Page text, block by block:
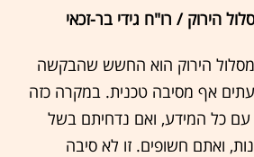
הירוק / רו"ח גידי בר-זכאי
הירוק הוא החשש שהבקשה
אף מסיבה טכנית. במקרה כזה
כל המידע, ואם נדחיתם בשל
ואתם חשופים. זו לא סיבה